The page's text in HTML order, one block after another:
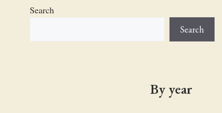
Search
Search
By year